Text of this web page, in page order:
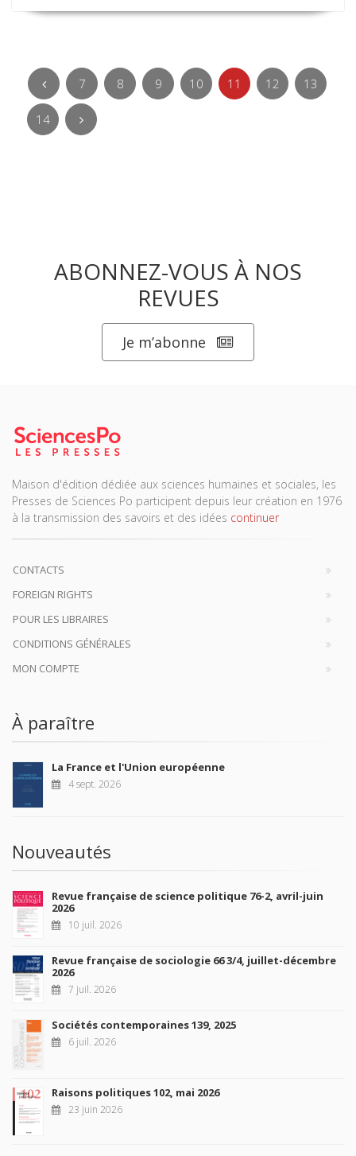
7 8 9 10 11 12 13
14
ABONNEZ-VOUS À NOS
REVUES
Je m’abonne
Maison d'édition dédiée aux sciences humaines et sociales, les
Presses de Sciences Po participent depuis leur création en 1976
à la transmission des savoirs et des idées continuer
CONTACTS
FOREIGN RIGHTS
POUR LES LIBRAIRES
CONDITIONS GÉNÉRALES
MON COMPTE
À paraître
La France et l'Union européenne
4 sept. 2026
Nouveautés
Revue française de science politique 76-2, avril-juin
2026
10 juil. 2026
Revue française de sociologie 66 3/4, juillet-décembre
2026
7 juil. 2026
Sociétés contemporaines 139, 2025
6 juil. 2026
Raisons politiques 102, mai 2026
23 juin 2026